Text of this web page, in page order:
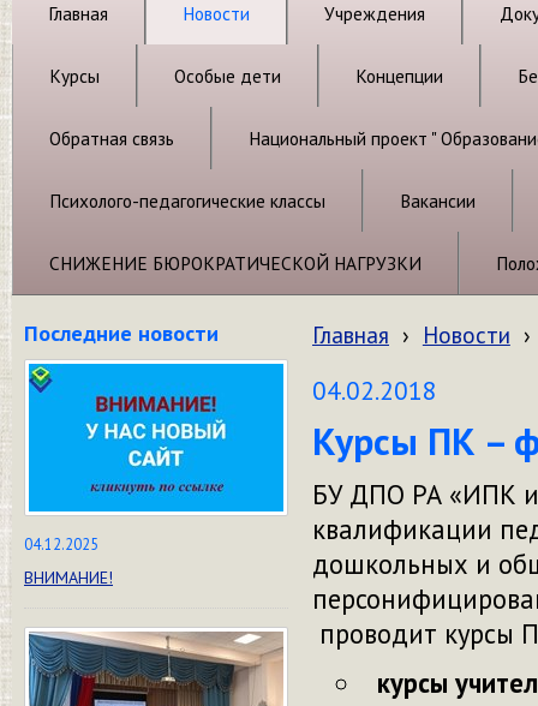
Главная Новости Учреждения
Курсы Особые дети Концепции
Обратная связь Национальный проект "
Психолого-педагогические классы Вакансии
СНИЖЕНИЕ БЮРОКРАТИЧЕСКОЙ НАГРУЗКИ
Последние новости
04.12.2025
ВНИМАНИЕ!
Главная › Новости ›
04.02.2018
Курсы ПК –
БУ ДПО РА «ИПК и
квалификации
дошкольных и
проводит курсы
курсы